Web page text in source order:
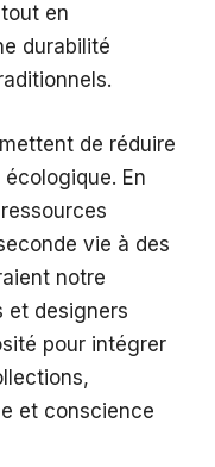
en
durabilité
de réduire
En
vie à des
notre
et designers
pour intégrer
et conscience